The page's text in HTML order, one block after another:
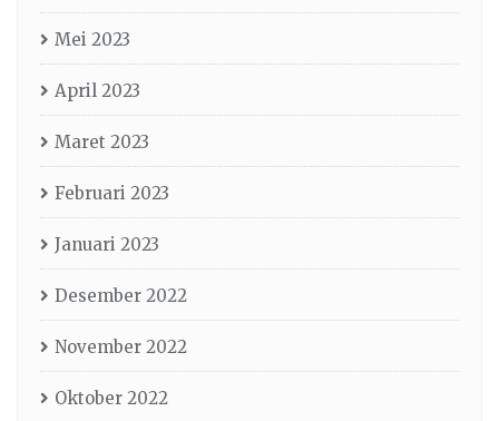
Mei 2023
April 2023
Maret 2023
Februari 2023
Januari 2023
Desember 2022
November 2022
Oktober 2022